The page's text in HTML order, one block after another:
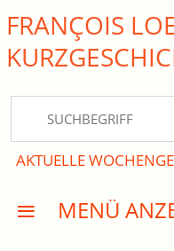
close Submenü
KURZGESCHICHTEN
DREISATZROMANE
PRESSE
FRANÇOIS
AKTUELLE
MENÜ